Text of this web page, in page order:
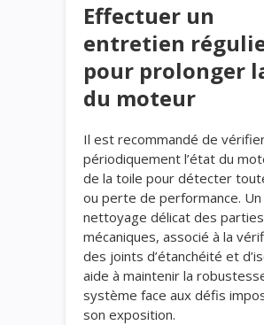
Effectuer un
entretien
pour prolonger
du moteur
Il est recommandé de
périodiquement l’état du
de la toile pour détecter
ou perte de performance. Un
nettoyage délicat des parties
mécaniques, associé à la
des joints d’étanchéité et
aide à maintenir la
système face aux défis
son exposition.